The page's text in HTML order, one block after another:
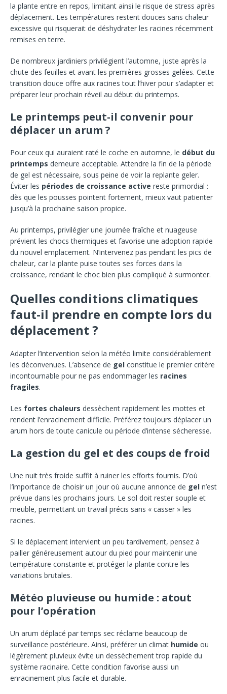
la plante entre en repos, limitant ainsi le risque de stress après
déplacement. Les températures restent douces sans chaleur
excessive qui risquerait de déshydrater les racines récemment
remises en terre.
De nombreux jardiniers privilégient l’automne, juste après la
chute des feuilles et avant les premières grosses gelées. Cette
transition douce offre aux racines tout l’hiver pour s’adapter et
préparer leur prochain réveil au début du printemps.
Le printemps peut-il convenir pour
déplacer un arum ?
Pour ceux qui auraient raté le coche en automne, le début du
printemps demeure acceptable. Attendre la fin de la période
de gel est nécessaire, sous peine de voir la replante geler.
Éviter les périodes de croissance active reste primordial :
dès que les pousses pointent fortement, mieux vaut patienter
jusqu’à la prochaine saison propice.
Au printemps, privilégier une journée fraîche et nuageuse
prévient les chocs thermiques et favorise une adoption rapide
du nouvel emplacement. N’intervenez pas pendant les pics de
chaleur, car la plante puise toutes ses forces dans la
croissance, rendant le choc bien plus compliqué à surmonter.
Quelles conditions climatiques
faut-il prendre en compte lors du
déplacement ?
Adapter l’intervention selon la météo limite considérablement
les déconvenues. L’absence de gel constitue le premier critère
incontournable pour ne pas endommager les racines
fragiles.
Les fortes chaleurs dessèchent rapidement les mottes et
rendent l’enracinement difficile. Préférez toujours déplacer un
arum hors de toute canicule ou période d’intense sécheresse.
La gestion du gel et des coups de froid
Une nuit très froide suffit à ruiner les efforts fournis. D’où
l’importance de choisir un jour où aucune annonce de gel n’est
prévue dans les prochains jours. Le sol doit rester souple et
meuble, permettant un travail précis sans « casser » les
racines.
Si le déplacement intervient un peu tardivement, pensez à
pailler généreusement autour du pied pour maintenir une
température constante et protéger la plante contre les
variations brutales.
Météo pluvieuse ou humide : atout
pour l’opération
Un arum déplacé par temps sec réclame beaucoup de
surveillance postérieure. Ainsi, préférer un climat humide ou
légèrement pluvieux évite un dessèchement trop rapide du
système racinaire. Cette condition favorise aussi un
enracinement plus facile et durable.